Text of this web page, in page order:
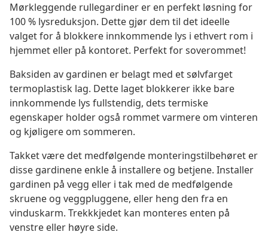
Mørkleggende rullegardiner er en perfekt løsning for
100 % lysreduksjon. Dette gjør dem til det ideelle
valget for å blokkere innkommende lys i ethvert rom i
hjemmet eller på kontoret. Perfekt for soverommet!
Baksiden av gardinen er belagt med et sølvfarget
termoplastisk lag. Dette laget blokkerer ikke bare
innkommende lys fullstendig, dets termiske
egenskaper holder også rommet varmere om vinteren
og kjøligere om sommeren.
Takket være det medfølgende monteringstilbehøret er
disse gardinene enkle å installere og betjene. Installer
gardinen på vegg eller i tak med de medfølgende
skruene og veggpluggene, eller heng den fra en
vinduskarm. Trekkkjedet kan monteres enten på
venstre eller høyre side.